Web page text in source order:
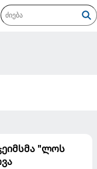
"ლოს